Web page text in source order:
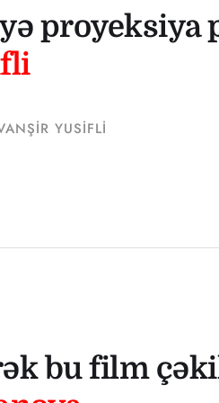
proyeksiya
YUSIFLI
bu film